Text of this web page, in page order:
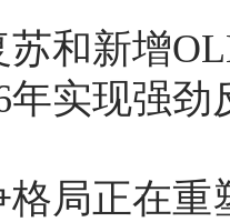
和新增
年实现强劲
局正在